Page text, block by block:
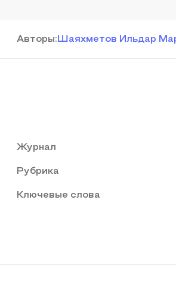
Авторы: Шаяхметов Ильдар
Журнал
Рубрика
Ключевые слова